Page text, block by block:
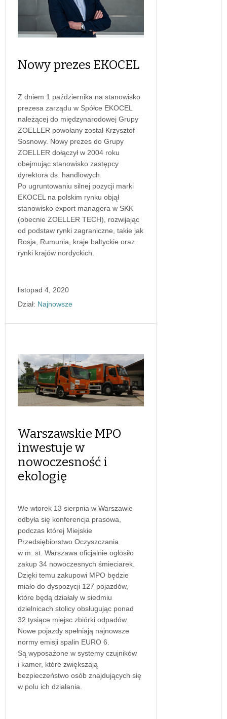
Nowy prezes EKOCEL
Z dniem 1 października na stanowisko
prezesa zarządu w Spółce EKOCEL
należącej do międzynarodowej Grupy
ZOELLER powołany został Krzysztof
Sosnowy. Nowy prezes do Grupy
ZOELLER dołączył w 2004 roku
obejmując stanowisko zastępcy
dyrektora ds. handlowych.
Po ugruntowaniu silnej pozycji marki
EKOCEL na polskim rynku objął
stanowisko export managera w SKK
(obecnie ZOELLER TECH), rozwijając
od podstaw rynki zagraniczne, takie jak
Rosja, Rumunia, kraje bałtyckie oraz
rynki krajów nordyckich.
listopad 4, 2020
Dział: Najnowsze
Warszawskie MPO
inwestuje w
nowoczesność i
ekologię
We wtorek 13 sierpnia w Warszawie
odbyła się konferencja prasowa,
podczas której Miejskie
Przedsiębiorstwo Oczyszczania
w m. st. Warszawa oficjalnie ogłosiło
zakup 34 nowoczesnych śmieciarek.
Dzięki temu zakupowi MPO będzie
miało do dyspozycji 127 pojazdów,
które będą działały w siedmiu
dzielnicach stolicy obsługując ponad
32 tysiące miejsc zbiórki odpadów.
Nowe pojazdy spełniają najnowsze
normy emisji spalin EURO 6.
Są wyposażone w systemy czujników
i kamer, które zwiększają
bezpieczeństwo osób znajdujących się
w polu ich działania.